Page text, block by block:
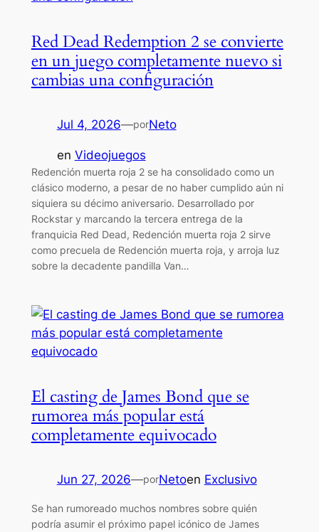
Red Dead Redemption 2 se convierte
en un juego completamente nuevo si
cambias una configuración
Jul 4, 2026—porNeto
en Videojuegos
Redención muerta roja 2 se ha consolidado como un
clásico moderno, a pesar de no haber cumplido aún ni
siquiera su décimo aniversario. Desarrollado por
Rockstar y marcando la tercera entrega de la
franquicia Red Dead, Redención muerta roja 2 sirve
como precuela de Redención muerta roja, y arroja luz
sobre la decadente pandilla Van…
El casting de James Bond que se
rumorea más popular está
completamente equivocado
Jun 27, 2026—porNetoen Exclusivo
Se han rumoreado muchos nombres sobre quién
podría asumir el próximo papel icónico de James